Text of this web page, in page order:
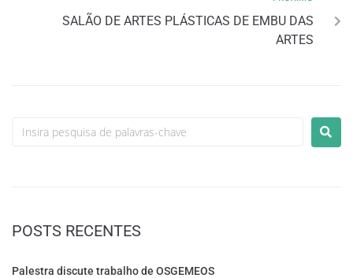
SALÃO DE ARTES PLÁSTICAS DE EMBU DAS
ARTES
POSTS RECENTES
Palestra discute trabalho de OSGEMEOS